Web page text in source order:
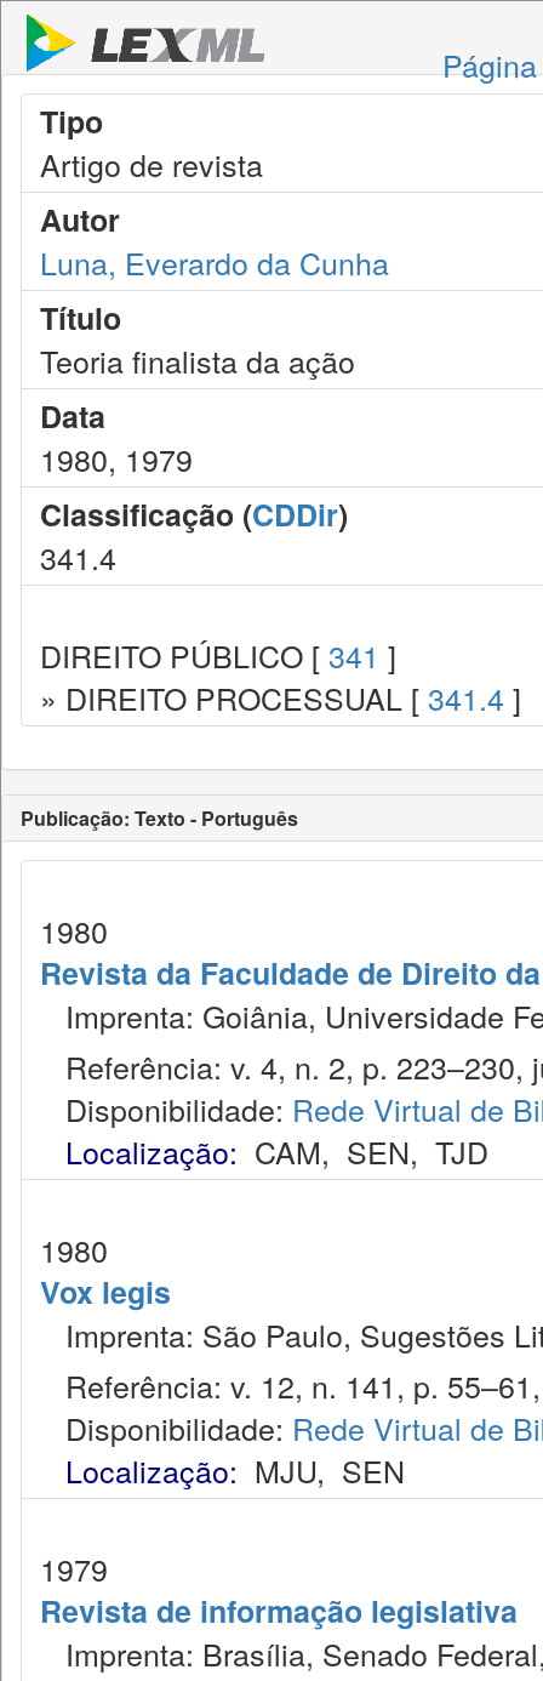
Tipo
Artigo de revista
Autor
Luna, Everardo da Cunha
Título
Teoria finalista da ação
Data
1980, 1979
Classificação (CDDir)
341.4
DIREITO PÚBLICO [ 341 ]
» DIREITO PROCESSUAL [ 341.4 ]
Publicação: Texto - Português
1980
Revista da Faculdade de Direito
Imprenta: Goiânia, Universidade
Referência: v. 4, n. 2, p. 223–230,
Disponibilidade: Rede Virtual de
Localização: CAM, SEN, TJD
1980
Vox legis
Imprenta: São Paulo, Sugestões
Referência: v. 12, n. 141, p.
Disponibilidade: Rede Virtual de
Localização: MJU, SEN
1979
Revista de informação legislativa
Imprenta: Brasília, Senado